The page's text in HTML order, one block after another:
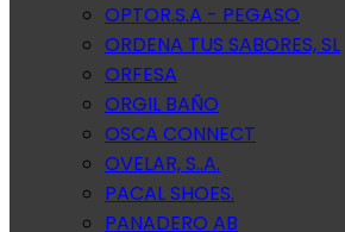
OPTOR.S.A - PEGASO
ORDENA TUS SABORES, SL
ORFESA
ORGIL BAÑO
OSCA CONNECT
OVELAR, S..A.
PACAL SHOES.
PANADERO AB